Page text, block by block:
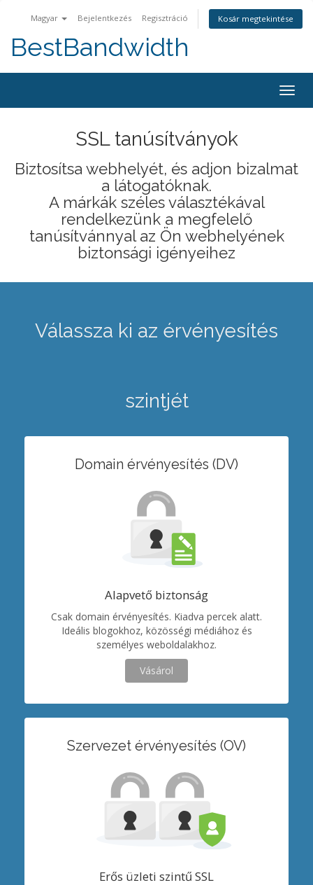
Magyar Bejelentkezés Regisztráció Kosár megtekintése
BestBandwidth
a
SSL tanúsítványok
Biztosítsa webhelyét, és adjon bizalmat
a látogatóknak.
A márkák széles választékával
rendelkezünk a megfelelő
tanúsítvánnyal az Ön webhelyének
biztonsági igényeihez
Válassza ki az érvényesítés
szintjét
Domain érvényesítés (DV)
Alapvető biztonság
Csak domain érvényesítés. Kiadva percek alatt.
Ideális blogokhoz, közösségi médiához és
személyes weboldalakhoz.
Vásárol
Szervezet érvényesítés (OV)
Erős üzleti szintű SSL